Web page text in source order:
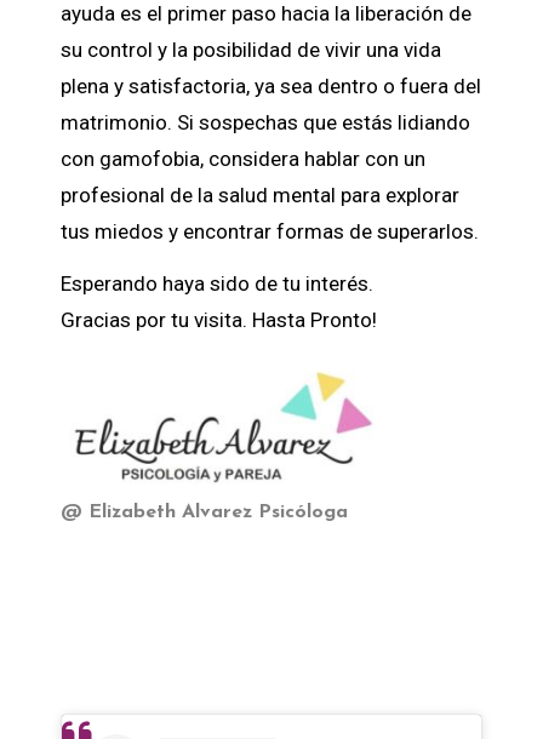
ayuda es el primer paso hacia la liberación de
su control y la posibilidad de vivir una vida
plena y satisfactoria, ya sea dentro o fuera del
matrimonio. Si sospechas que estás lidiando
con gamofobia, considera hablar con un
profesional de la salud mental para explorar
tus miedos y encontrar formas de superarlos.
Esperando haya sido de tu interés.
Gracias por tu visita. Hasta Pronto!
@ Elizabeth Alvarez Psicóloga